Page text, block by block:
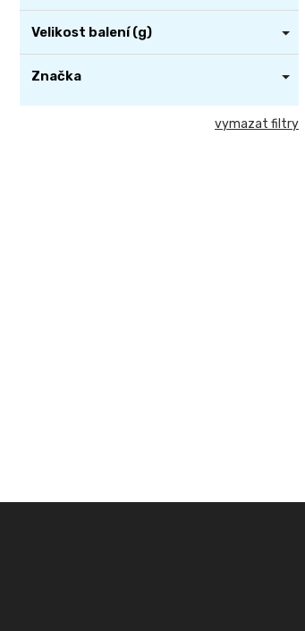
Velikost balení (g)
Značka
vymazat filtry